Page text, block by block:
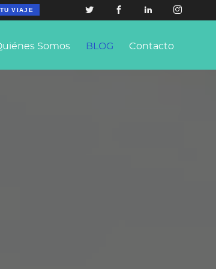
TU VIAJE
Somos BLOG Contacto